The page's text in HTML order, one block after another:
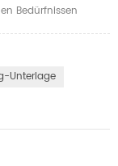
Bedürfnissen
ständig neue
zwischen
für
Unterlage